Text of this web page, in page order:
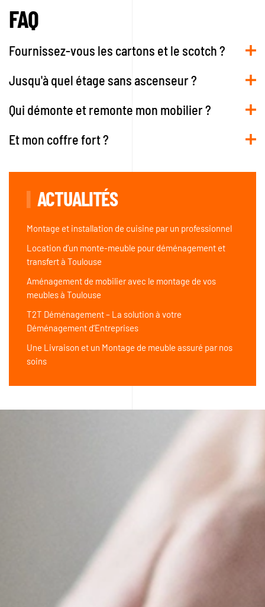
FAQ
Fournissez-vous les cartons et le scotch ?
Jusqu'à quel étage sans ascenseur ?
Qui démonte et remonte mon mobilier ?
Et mon coffre fort ?
ACTUALITÉS
Montage et installation de cuisine par un professionnel
Location d’un monte-meuble pour déménagement et
transfert à Toulouse
Aménagement de mobilier avec le montage de vos
meubles à Toulouse
T2T Déménagement – La solution à votre
Déménagement d’Entreprises
Une Livraison et un Montage de meuble assuré par nos
soins